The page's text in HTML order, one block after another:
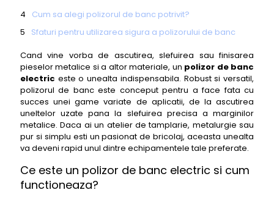
Cum sa alegi polizorul de banc potrivit?
Sfaturi pentru utilizarea sigura a polizorului de banc
Intretinerea polizorului de banc electric
Concluzie
Cand vine vorba de ascutirea, slefuirea sau finisarea
pieselor metalice si a altor materiale, un polizor de banc
electric este o unealta indispensabila. Robust si versatil,
polizorul de banc este conceput pentru a face fata cu
succes unei game variate de aplicatii, de la ascutirea
uneltelor uzate pana la slefuirea precisa a marginilor
metalice. Daca ai un atelier de tamplarie, metalurgie sau
pur si simplu esti un pasionat de bricolaj, aceasta unealta
va deveni rapid unul dintre echipamentele tale preferate.
Ce este un polizor de banc electric si cum
functioneaza?